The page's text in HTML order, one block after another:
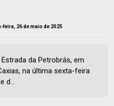
feira, 26 de maio de 2025
da Petrobrás, em
na última sexta-feira
d...